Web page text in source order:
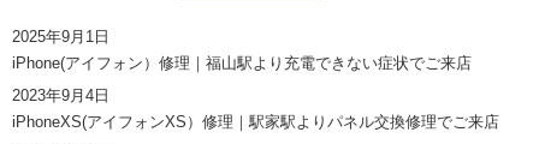
2025年9月1日
iPhone(アイフォン）修理｜福山駅より充電できない症状でご来店
2023年9月4日
iPhoneXS(アイフォンXS）修理｜駅家駅よりパネル交換修理でご来店